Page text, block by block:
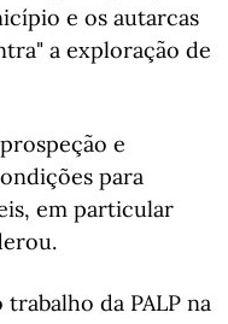
e os autarcas
a exploração de
e
para
em particular
da PALP na